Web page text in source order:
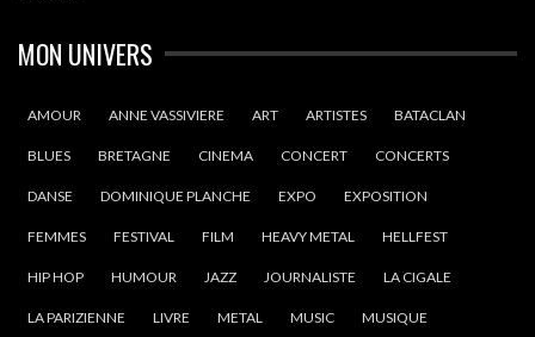
MON UNIVERS
AMOUR ANNE VASSIVIERE ART ARTISTES BATACLAN
BLUES BRETAGNE CINEMA CONCERT CONCERTS
DANSE DOMINIQUE PLANCHE EXPO EXPOSITION
FEMMES FESTIVAL FILM HEAVY METAL HELLFEST
HIP HOP HUMOUR JAZZ JOURNALISTE LA CIGALE
LA PARIZIENNE LIVRE METAL MUSIC MUSIQUE